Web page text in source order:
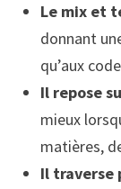
Le mix et
donnant
qu’aux
Il repose
mieux
matières,
Il traverse